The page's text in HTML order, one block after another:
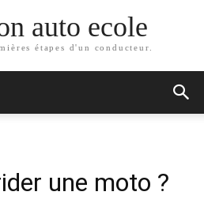
auto ecole
étapes d'un conducteur.
une moto ?